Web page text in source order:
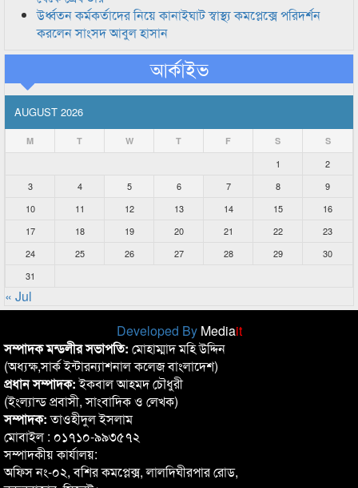
উর্ধ্বতন কর্মকর্তাদের নিয়ে কানাইঘাট স্বাস্থ্য কমপ্লেক্সে পরিদর্শন
করলেন সাংসদ আবুল হাসান
আর্কাইভ
AUGUST 2026
M T W T F S S
1
2
3
4 5 6 7 8
9
10
11 12 13 14 15
16
17
18 19 20 21 22
23
24
25 26 27 28 29
30
31
« Jul
Developed By Mediait
সম্পাদক মন্ডলীর সভাপতি: মোহাম্মাদ মহি উদ্দিন
(অধ্যক্ষ,সার্ক ইন্টারন্যাশনাল কলেজ বাংলাদেশ)
প্রধান সম্পাদক:ইকবাল আহমদ চৌধুরী
(ইংল্যান্ড প্রবাসী, সাংবাদিক ও লেখক)
সম্পাদক:তাওহীদুল ইসলাম
মোবাইল : ০১৭১০-৯৯৩৫৭২
সম্পাদকীয় কার্যালয়:
অফিস নং-০২, বশির কমপ্লেক্স, লালদিঘীরপার রোড,